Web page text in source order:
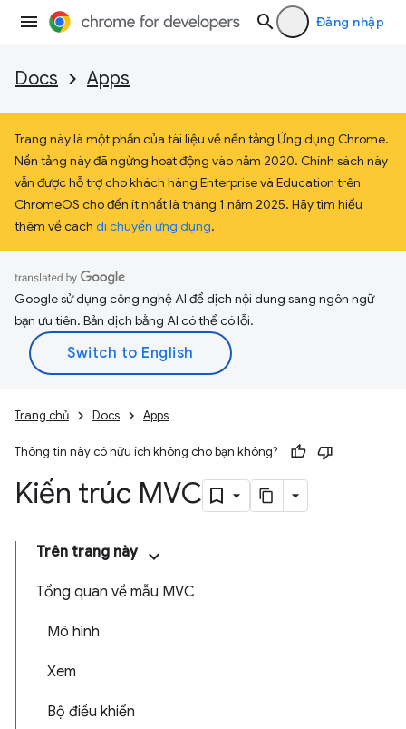
Đăng nhập
Docs Apps
Trang này là một phần của tài liệu về nền tảng Ứng dụng Chrome.
Nền tảng này đã ngừng hoạt động vào năm 2020. Chính sách này
vẫn được hỗ trợ cho khách hàng Enterprise và Education trên
ChromeOS cho đến ít nhất là tháng 1 năm 2025. Hãy tìm hiểu
thêm về cách di chuyển ứng dụng.
Google sử dụng công nghệ AI để dịch nội dung sang ngôn ngữ
bạn ưu tiên. Bản dịch bằng AI có thể có lỗi.
Trang chủ Docs Apps
Thông tin này có hữu ích không cho bạn không?
Kiến trúc MVC
Trên trang này
Tổng quan về mẫu MVC
Mô hình
Xem
Bộ điều khiển